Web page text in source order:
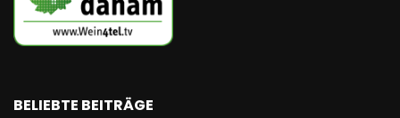
BELIEBTE BEITRÄGE